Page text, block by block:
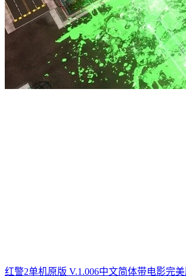
红警2单机原版 V.1.006中文简体带电影完